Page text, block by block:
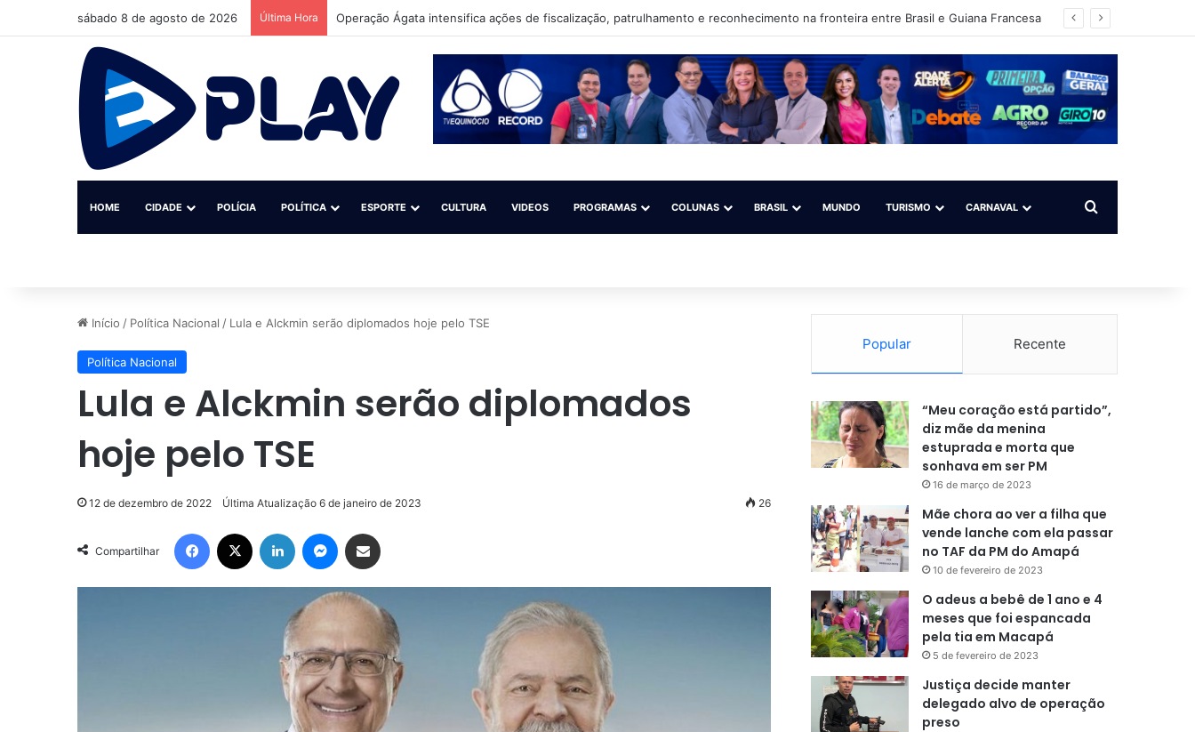
sábado 8 de agosto de 2026 Última Hora Operação Ágata intensifica ações de fiscalização, patrulhamento e reconhecimento na fronteira entre Brasil e Guiana Francesa
HOME CIDADE POLÍCIA POLÍTICA ESPORTE CULTURA VIDEOS PROGRAMAS COLUNAS BRASIL MUNDO TURISMO CARNAVAL Procurar por
Início / Política Nacional / Lula e Alckmin serão diplomados hoje pelo TSE
Política Nacional
Lula e Alckmin serão diplomados
hoje pelo TSE
12 de dezembro de 2022 Última Atualização 6 de janeiro de 2023 26
Compartilhar
Facebook Linkedin Messenger
Popular Recente
“Meu coração está partido”,
diz mãe da menina
estuprada e morta que
sonhava em ser PM
16 de março de 2023
Mãe chora ao ver a filha que
vende lanche com ela passar
no TAF da PM do Amapá
10 de fevereiro de 2023
O adeus a bebê de 1 ano e 4
meses que foi espancada
pela tia em Macapá
5 de fevereiro de 2023
Justiça decide manter
delegado alvo de operação
preso